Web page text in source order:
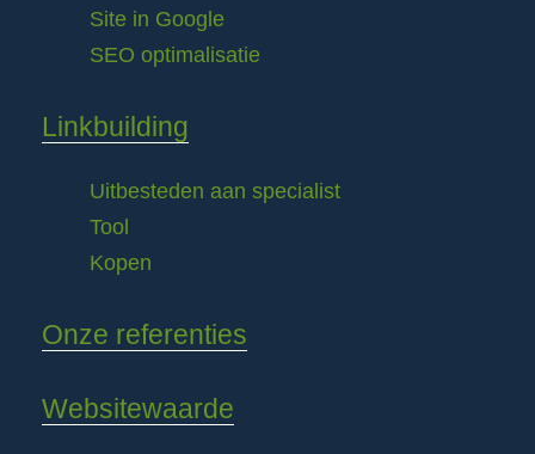
Site in Google
SEO optimalisatie
Linkbuilding
Uitbesteden aan specialist
Tool
Kopen
Onze referenties
Websitewaarde